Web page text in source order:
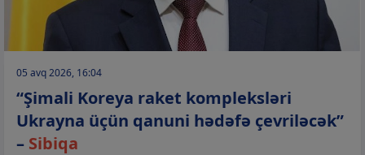
05 avq 2026, 16:04
“Şimali Koreya raket kompleksləri
Ukrayna üçün qanuni hədəfə çevriləcək”
– Sibiqa